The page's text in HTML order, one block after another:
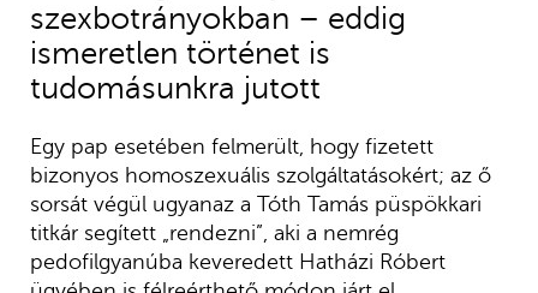
szexbotrányokban – eddig
ismeretlen történet is
tudomásunkra jutott
Egy pap esetében felmerült, hogy fizetett
bizonyos homoszexuális szolgáltatásokért; az ő
sorsát végül ugyanaz a Tóth Tamás püspökkari
titkár segített „rendezni”, aki a nemrég
pedofilgyanúba keveredett Hatházi Róbert